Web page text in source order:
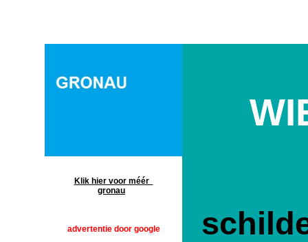
Klik hier voor méér
gronau
advertentie door google